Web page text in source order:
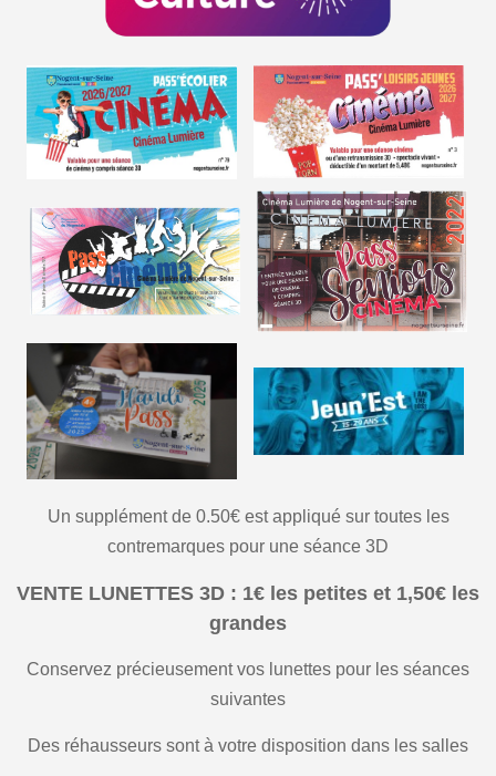
Un supplément de 0.50€ est appliqué sur toutes les
contremarques pour une séance 3D
VENTE LUNETTES 3D : 1€ les petites et 1,50€ les
grandes
Conservez précieusement vos lunettes pour les séances
suivantes
Des réhausseurs sont à votre disposition dans les salles